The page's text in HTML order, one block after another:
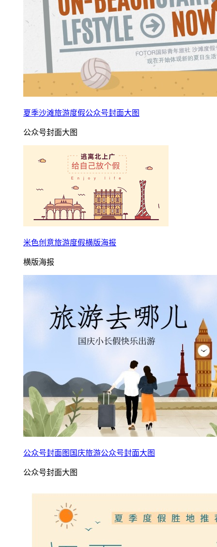
夏季沙滩旅游度假公众号封面大图
公众号封面大图
米色创意旅游度假横版海报
横版海报
公众号封面图国庆旅游公众号封面大图
公众号封面大图